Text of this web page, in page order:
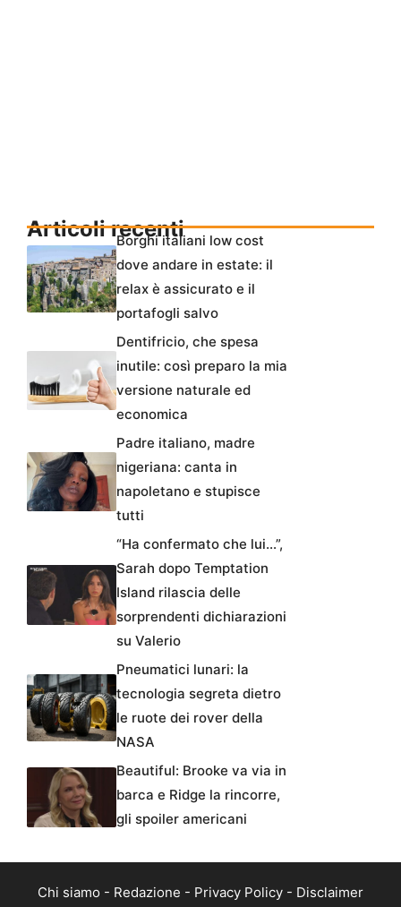
Articoli recentiBorghi italiani low cost
dove andare in estate: il
relax è assicurato e il
portafogli salvo
Dentifricio, che spesa
inutile: così preparo la mia
versione naturale ed
economica
Padre italiano, madre
nigeriana: canta in
napoletano e stupisce
tutti
“Ha confermato che lui…”,
Sarah dopo Temptation
Island rilascia delle
sorprendenti dichiarazioni
su Valerio
Pneumatici lunari: la
tecnologia segreta dietro
le ruote dei rover della
NASA
Beautiful: Brooke va via in
barca e Ridge la rincorre,
gli spoiler americani
Chi siamo - Redazione - Privacy Policy - Disclaimer